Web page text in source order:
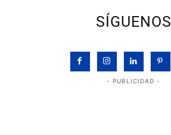
SÍGUENOS
- PUBLICIDAD -